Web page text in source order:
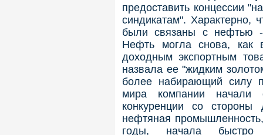
предоставить концессии
синдикатам". Характерно,
были связаны с нефтью -
Нефть могла снова, как
доходным экспортным
назвала ее "жидким
более набирающий силу
мира компании начали
конкуренции со стороны
нефтяная
годы, начала быстро